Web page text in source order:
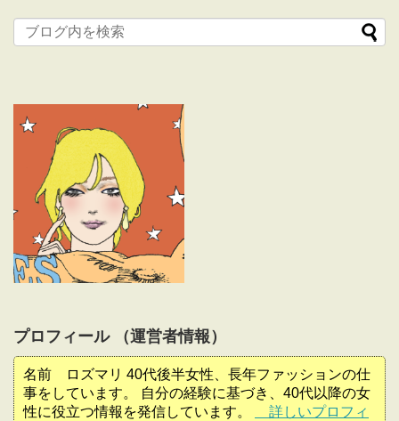
プロフィール （運営者情報）
名前 ロズマリ 40代後半女性、長年ファッションの仕
事をしています。 自分の経験に基づき、40代以降の女
性に役立つ情報を発信しています。
詳しいプロフィ